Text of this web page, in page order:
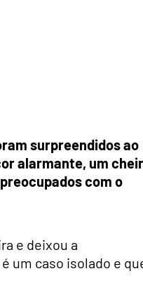
surpreendidos ao
alarmante, um
com o
e deixou a
um caso isolado e